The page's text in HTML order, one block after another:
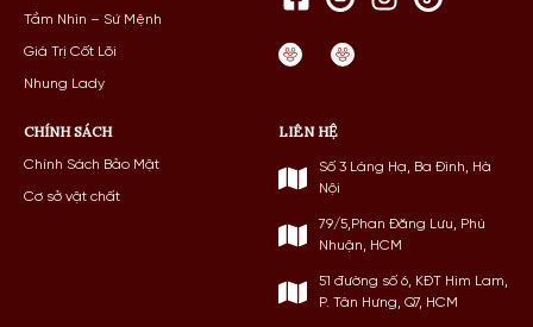
Tầm Nhìn – Sứ Mệnh
Giá Trị Cốt Lõi
Nhung Lady
CHÍNH SÁCH
Chính Sách Bảo Mật
Cơ sở vật chất
LIÊN HỆ
Số 3 Láng Hạ, Ba Đình, Hà
Nội
79/5,Phan Đăng Lưu, Phú
Nhuận, HCM
51 đường số 6, KĐT Him Lam,
P. Tân Hưng, Q7, HCM